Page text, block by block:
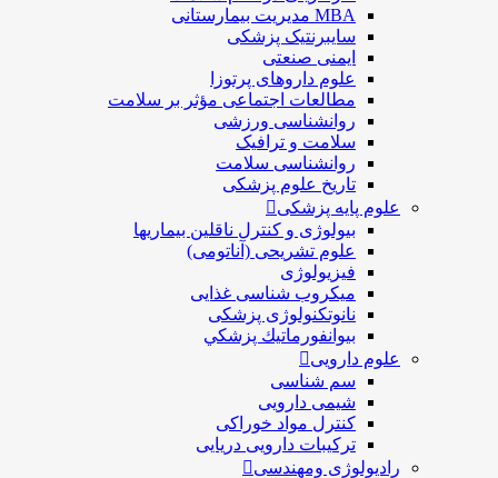
MBA مدیریت بیمارستانی
سایبرنتیک پزشکی
ایمنی صنعتی
علوم داروهای پرتوزا
مطالعات اجتماعی مؤثر بر سلامت
روانشناسی ورزشی
سلامت و ترافیک
روانشناسی سلامت
تاریخ علوم پزشکی
علوم پایه پزشکی
بیولوژی و کنترل ناقلین بیماریها
علوم تشریحی (آناتومی)
فیزیولوژی
ميكروب شناسی غذایی
نانوتکنولوژی پزشکی
بيوانفورماتيك پزشكي
علوم دارویی
سم شناسی
شیمی دارویی
کنترل مواد خوراکی
ترکیبات دارویی دریایی
رادیولوژی ومهندسی